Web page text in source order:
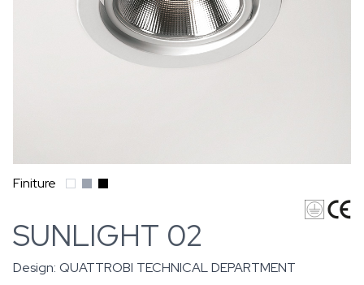
Finiture
SUNLIGHT 02
Design: QUATTROBI TECHNICAL DEPARTMENT